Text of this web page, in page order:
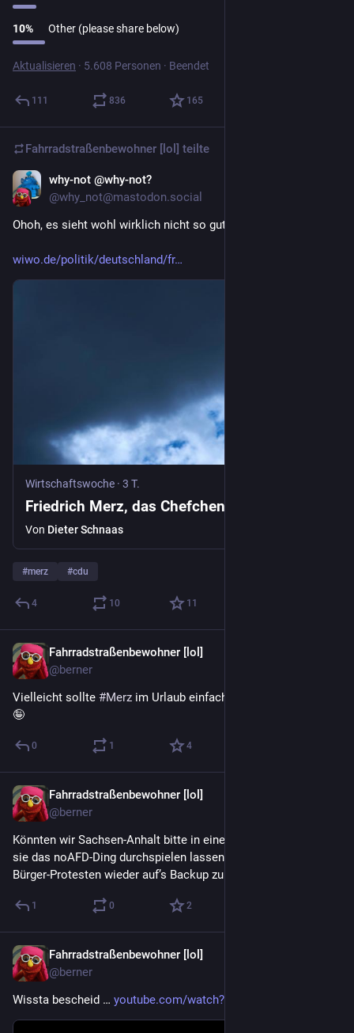
10% Other (please share below)
Aktualisieren · 5.608 Personen · Beendet
111 836 165
Fahrradstraßenbewohner [lol] teilte
why-not @why-not?
@why_not@mastodon.social
Ohoh, es sieht wohl wirklich nicht so gut aus für Merz…
wiwo.de/politik/deutschland/fr
Wirtschaftswoche · 3 T.
Friedrich Merz, das Chefchen
Von Dieter Schnaas
#merz #cdu
4 10 11
Fahrradstraßenbewohner [lol]
@berner
Vielleicht sollte #Merz im Urlaub einfach mal die Raute üben.
🤪
0 1 4
Fahrradstraßenbewohner [lol]
@berner
Könnten wir Sachsen-Anhalt bitte in einer Sandbox neustarten,
sie das noAFD-Ding durchspielen lassen und nach den ersten
Bürger-Protesten wieder auf’s Backup zurückgreifen? 🤓
1 0 2
Fahrradstraßenbewohner [lol]
@berner
Wissta bescheid … youtube.com/watch?v=lv1SYhbDlkM